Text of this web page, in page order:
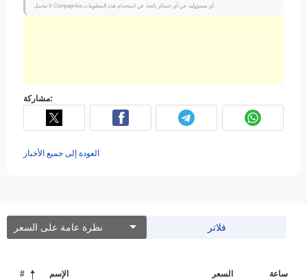
مشاركة:
العودة إلى جميع الأخبار
نظرة عامة على السعر فلاتر
# الإسم السعر ساعة